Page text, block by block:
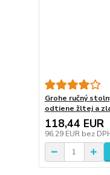
Grohe ručný
odtiene žltej a
118,44 EUR
96,29 EUR bez